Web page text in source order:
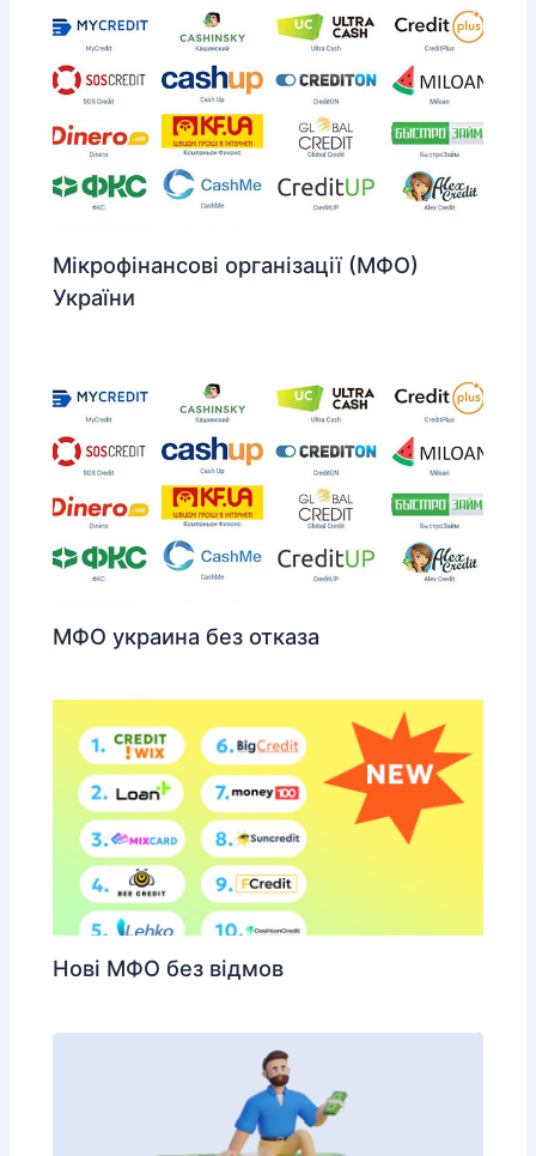
Мікрофінансові організації (МФО)
України
МФО украина без отказа
Нові МФО без відмов